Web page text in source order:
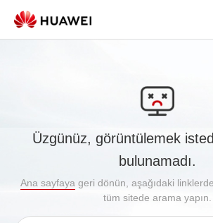
Üzgünüz, görüntülemek
bulunamadı.
Ana sayfaya geri dönün, aşağıdaki
tüm sitede arama yapın.